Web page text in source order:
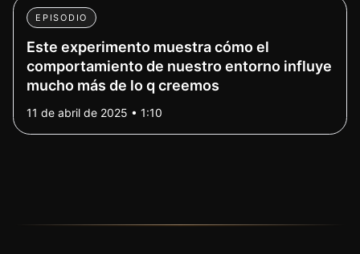
EPISODIO
Este experimento muestra cómo el
comportamiento de nuestro entorno influye
mucho más de lo q creemos
11 de abril de 2025 • 1:10